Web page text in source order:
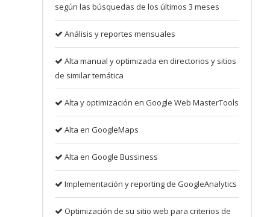
según las búsquedas de los últimos 3 meses
Análisis y reportes mensuales
Alta manual y optimizada en directorios y sitios
de similar temática
Alta y optimización en Google Web MasterTools
Alta en GoogleMaps
Alta en Google Bussiness
Implementación y reporting de GoogleAnalytics
Optimización de su sitio web para criterios de